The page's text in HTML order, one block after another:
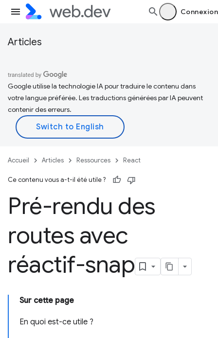
Connexion
Articles
Google utilise la technologie IA pour traduire le contenu dans
votre langue préférée. Les traductions générées par IA peuvent
contenir des erreurs.
Accueil Articles Ressources React
Ce contenu vous a-t-il été utile ?
Pré-rendu des
routes avec
réactif-snap
Sur cette page
En quoi est-ce utile ?